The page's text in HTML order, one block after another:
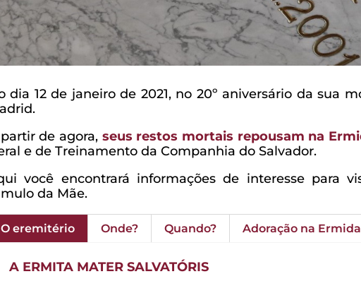
dia 12 de janeiro de 2021, no 20º aniversário da sua
de agora, seus restos mortais repousam na
e de Treinamento da Companhia do Salvador.
você encontrará informações de interesse para
da Mãe.
O eremitério Onde? Quando? Adoração na
A ERMITA MATER SALVATÓRIS